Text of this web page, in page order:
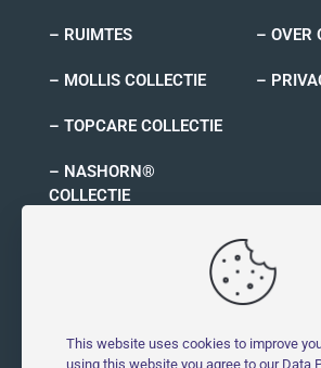
– RUIMTES
– MOLLIS COLLECTIE
– TOPCARE COLLECTIE
– NASHORN®
COLLECTIE
– OVER
–
This website uses cookies to improve
using this website you agree to our Data